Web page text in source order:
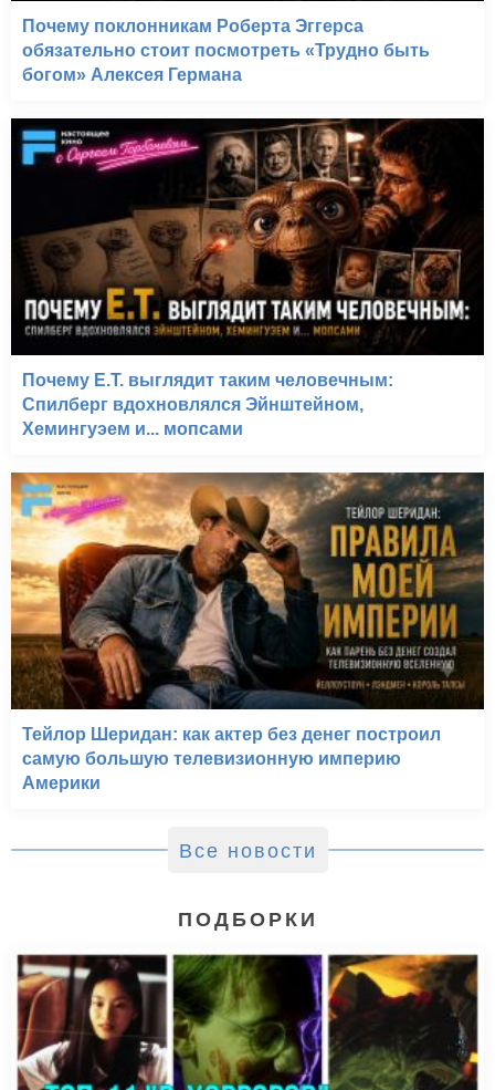
Почему поклонникам Роберта Эггерса
обязательно стоит посмотреть «Трудно быть
богом» Алексея Германа
Почему E.T. выглядит таким человечным:
Спилберг вдохновлялся Эйнштейном,
Хемингуэем и... мопсами
Тейлор Шеридан: как актер без денег построил
самую большую телевизионную империю
Америки
Все новости
ПОДБОРКИ